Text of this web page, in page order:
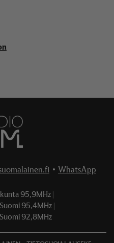
• WhatsApp
95,9MHz
95,4MHz
92,8MHz